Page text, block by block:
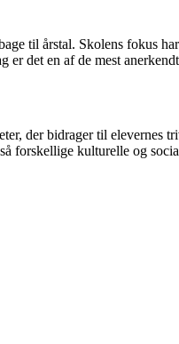
til årstal. Skolens fokus
det en af de mest
der bidrager til
forskellige kulturelle og